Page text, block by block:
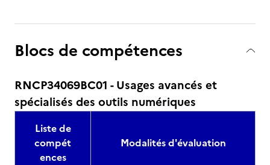
Blocs de compétences
RNCP34069BC01 - Usages avancés et
spécialisés des outils numériques
Liste de
compét
ences
Modalités d'évaluation